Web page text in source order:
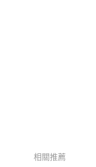
相關推薦